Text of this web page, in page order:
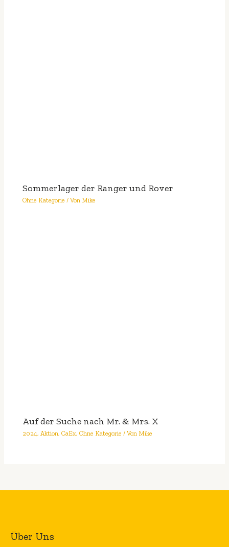
Sommerlager der Ranger und Rover
Ohne Kategorie / Von Mike
Auf der Suche nach Mr. & Mrs. X
2024,Aktion,CaEx,Ohne Kategorie / Von Mike
Über Uns